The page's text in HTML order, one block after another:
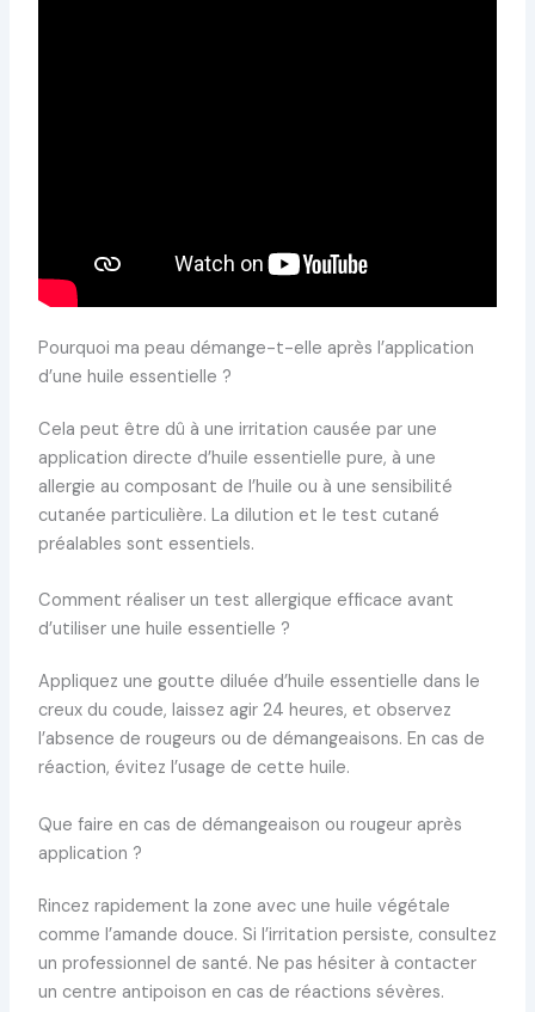
Pourquoi ma peau démange-t-elle après l’application
d’une huile essentielle ?
Cela peut être dû à une irritation causée par une
application directe d’huile essentielle pure, à une
allergie au composant de l’huile ou à une sensibilité
cutanée particulière. La dilution et le test cutané
préalables sont essentiels.
Comment réaliser un test allergique efficace avant
d’utiliser une huile essentielle ?
Appliquez une goutte diluée d’huile essentielle dans le
creux du coude, laissez agir 24 heures, et observez
l’absence de rougeurs ou de démangeaisons. En cas de
réaction, évitez l’usage de cette huile.
Que faire en cas de démangeaison ou rougeur après
application ?
Rincez rapidement la zone avec une huile végétale
comme l’amande douce. Si l’irritation persiste, consultez
un professionnel de santé. Ne pas hésiter à contacter
un centre antipoison en cas de réactions sévères.